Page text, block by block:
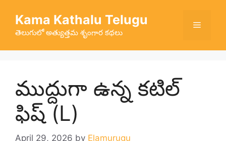
content
Kama Kathalu Telugu
తెలుగులో అత్యుత్తమ శృంగార కథలు
Menu
ముద్దుగా ఉన్న కటిల్
ఫిష్ (L)
April 29, 2026 by Elamurugu